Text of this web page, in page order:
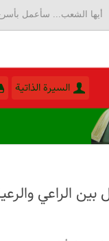
أيها الشعب... سأعمل
السيرة الذاتية
الراعي